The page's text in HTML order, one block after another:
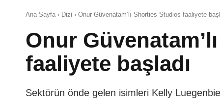
Ana Sayfa › Dizi › Onur Güvenatam’lı Shorties Studios faaliyete
Onur
faaliyete başladı
Sektörün önde gelen isimleri Kelly